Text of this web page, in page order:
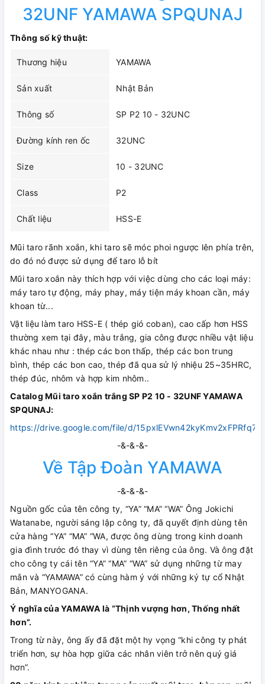
32UNF YAMAWA SPQUNAJ
Thông số kỹ thuật:
Thương hiệu YAMAWA
Sản xuất Nhật Bản
Thông số SP P2 10 - 32UNC
Đường kính ren ốc 32UNC
Size 10 - 32UNC
Class P2
Chất liệu HSS-E
Mũi taro rãnh xoắn, khi taro sẽ móc phoi ngược lên phía trên,
do đó nó được sử dụng để taro lỗ bít
Mũi taro xoắn này thích hợp với việc dùng cho các loại máy:
máy taro tự động, máy phay, máy tiện máy khoan cần, máy
khoan từ...
Vật liệu làm taro HSS-E ( thép gió coban), cao cấp hơn HSS
thường xem tại đây, màu trắng, gia công được nhiều vật liệu
khác nhau như : thép các bon thấp, thép các bon trung
bình, thép các bon cao, thép đã qua sử lý nhiệu 25~35HRC,
thép đúc, nhôm và hợp kim nhôm..
Catalog Mũi taro xoắn trắng SP P2 10 - 32UNF YAMAWA
SPQUNAJ:
https://drive.google.com/file/d/
-&-&-&-
Về Tập Đoàn YAMAWA
-&-&-&-
Nguồn gốc của tên công ty, “YA” “MA” “WA” Ông Jokichi
Watanabe, người sáng lập công ty, đã quyết định dùng tên
cửa hàng “YA” “MA” “WA, được ông dùng trong kinh doanh
gia đình trước đó thay vì dùng tên riêng của ông. Và ông đặt
cho công ty cái tên “YA” “MA” “WA” sử dụng những từ may
mắn và “YAMAWA” có cùng hàm ý với những ký tự cổ Nhật
Bản, MANYOGANA.
Ý nghĩa của YAMAWA là “Thịnh vượng hơn, Thống nhất
hơn”.
Trong từ này, ông ấy đã đặt một hy vọng “khi công ty phát
triển hơn, sự hòa hợp giữa các nhân viên trở nên quý giá
hơn”.